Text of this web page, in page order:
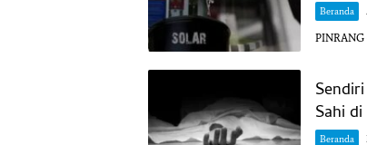
Beranda
PINRANG
Sahi
Beranda